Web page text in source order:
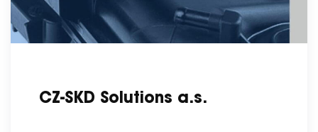
CZ-SKD Solutions a.s.